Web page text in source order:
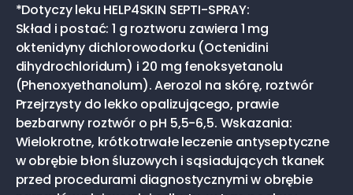
*Dotyczy leku HELP4SKIN SEPTI-SPRAY:
Skład i postać: 1 g roztworu zawiera 1 mg
oktenidyny dichlorowodorku (Octenidini
dihydrochloridum) i 20 mg fenoksyetanolu
(Phenoxyethanolum). Aerozol na skórę, roztwór
Przejrzysty do lekko opalizującego, prawie
bezbarwny roztwór o pH 5,5-6,5. Wskazania:
Wielokrotne, krótkotrwałe leczenie antyseptyczne
w obrębie błon śluzowych i sąsiadujących tkanek
przed procedurami diagnostycznymi w obrębie